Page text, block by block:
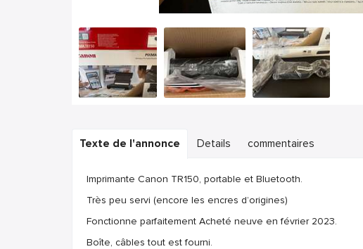
Texte de l'annonce Details commentaires
Imprimante Canon TR150, portable et Bluetooth.
Très peu servi (encore les encres d’origines)
Fonctionne parfaitement Acheté neuve en février 2023.
Boîte, câbles tout est fourni.